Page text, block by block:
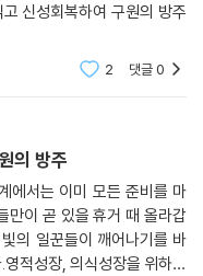
신성회복하여 구원의 방주
2 댓글0
의 방주
에서는 이미 모든 준비를 마
만이 곧 있을 휴거 때 올라갑
의 일꾼들이 깨어나기를 바
적성장, 의식성장을 위하여